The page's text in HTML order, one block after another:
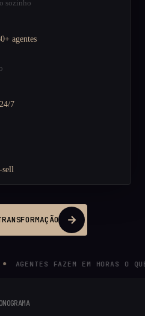
sozinho
agentes
7
AGENTES FAZEM EM